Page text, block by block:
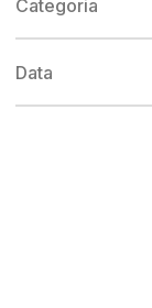
Categoria
Data